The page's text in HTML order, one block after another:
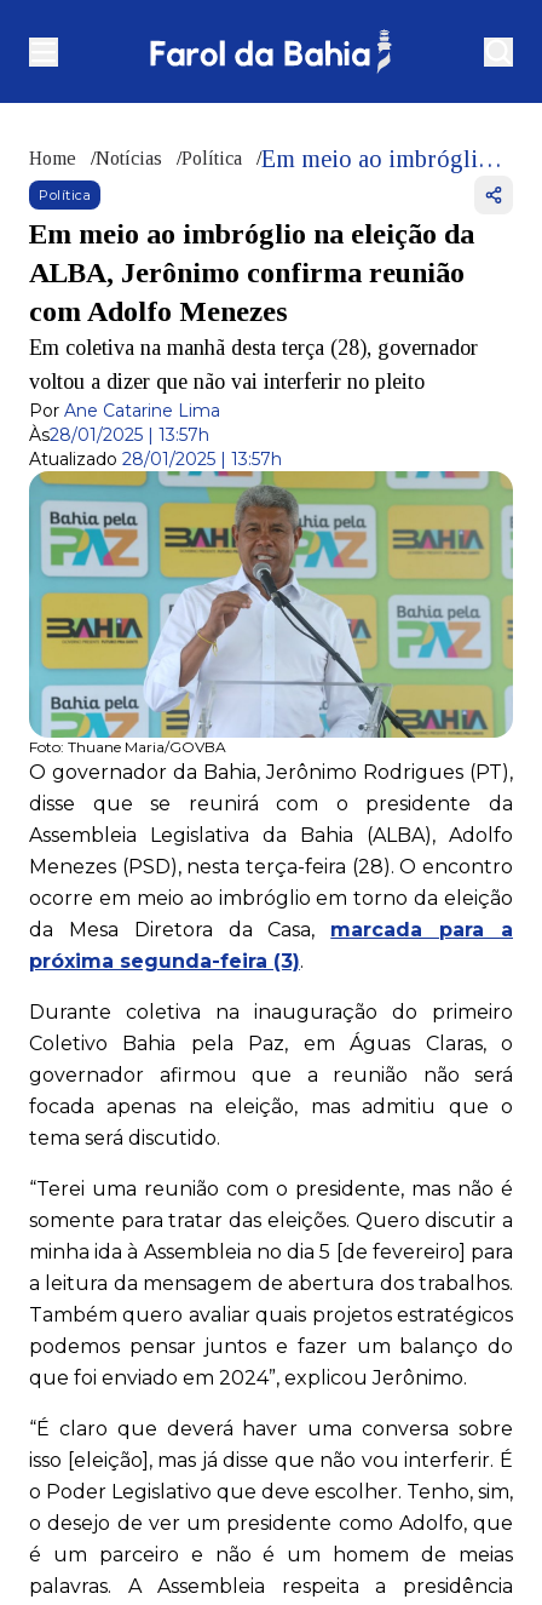
Home /Notícias /Política / Em meio ao imbróglio na eleição da ALBA, Jerônimo confirma reunião com Adolfo Menezes
Política
Em meio ao imbróglio na eleição da
ALBA, Jerônimo confirma reunião
com Adolfo Menezes
Em coletiva na manhã desta terça (28), governador
voltou a dizer que não vai interferir no pleito
Por Ane Catarine Lima
Às28/01/2025 | 13:57h
Atualizado 28/01/2025 | 13:57h
Foto: Thuane Maria/GOVBA
O governador da Bahia, Jerônimo Rodrigues (PT),
disse que se reunirá com o presidente da
Assembleia Legislativa da Bahia (ALBA), Adolfo
Menezes (PSD), nesta terça-feira (28). O encontro
ocorre em meio ao imbróglio em torno da eleição
da Mesa Diretora da Casa, marcada para a
próxima segunda-feira (3).
Durante coletiva na inauguração do primeiro
Coletivo Bahia pela Paz, em Águas Claras, o
governador afirmou que a reunião não será
focada apenas na eleição, mas admitiu que o
tema será discutido.
“Terei uma reunião com o presidente, mas não é
somente para tratar das eleições. Quero discutir a
minha ida à Assembleia no dia 5 [de fevereiro] para
a leitura da mensagem de abertura dos trabalhos.
Também quero avaliar quais projetos estratégicos
podemos pensar juntos e fazer um balanço do
que foi enviado em 2024”, explicou Jerônimo.
“É claro que deverá haver uma conversa sobre
isso [eleição], mas já disse que não vou interferir. É
o Poder Legislativo que deve escolher. Tenho, sim,
o desejo de ver um presidente como Adolfo, que
é um parceiro e não é um homem de meias
palavras. A Assembleia respeita a presidência